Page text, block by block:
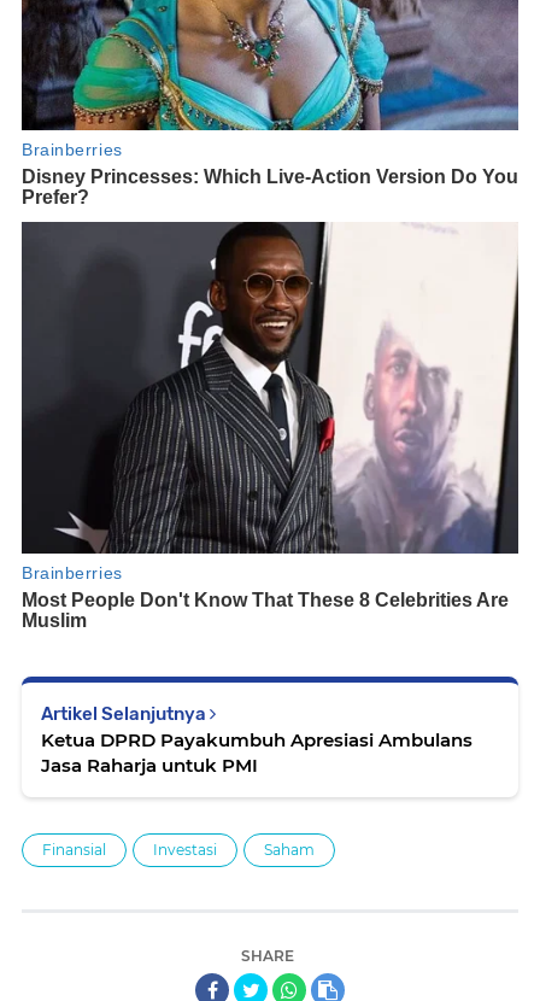
Artikel Selanjutnya
Ketua DPRD Payakumbuh Apresiasi Ambulans
Jasa Raharja untuk PMI
Finansial Investasi Saham
SHARE